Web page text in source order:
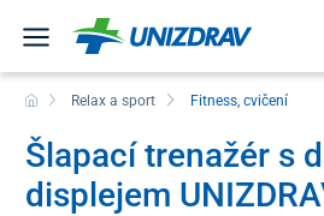
Relax a sport Fitness, cvičení
Šlapací trenažér s
displejem